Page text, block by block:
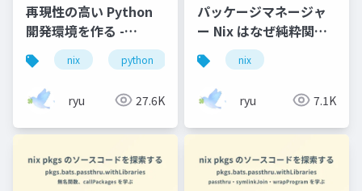
再現性の高い Python
開発環境を作る -
Python ライブラリは
uv / その他ツールは
Nix で固定する
nix python uv
ryu 27.6K
パッケージマネージャ
ー Nix はなぜ純粋関数
型言語で設定を記述す
るのか
nix
ryu 7.1K